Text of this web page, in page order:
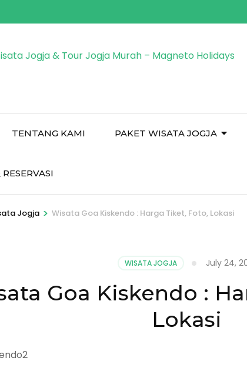
TENTANG KAMI PAKET WISATA JOGJA
Jogja > Wisata Goa Kiskendo : Harga Tiket, Foto, Lokasi
WISATA JOGJA July 24,
Goa Kiskendo :
Lokasi